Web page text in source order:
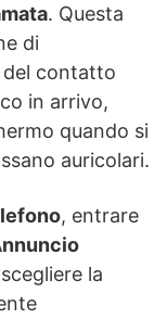
. Questa
di
del contatto
in arrivo,
quando si
auricolari.
, entrare
la